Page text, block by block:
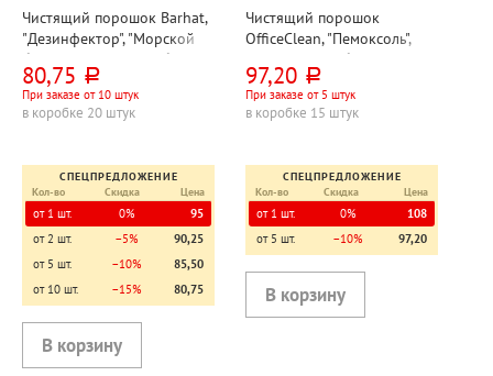
Чистящий порошок Barhat,
"Дезинфектор", "Морской
бриз", 500г, пластик. банка,
крышка с отверстиями,
хлор, с отбеливающим
эффектом
80,75 руб.
При заказе от 10 штук
в коробке 20 штук
СПЕЦПРЕДЛОЖЕНИЕ
Кол-во
Скидка Цена
от 1 шт. 0%
95
от 2 шт.
−5%
90,25
от 5 шт.
−10%
85,50
от 10 шт.
−15% 80,75
Чистящий порошок
OfficeClean, "Пемоксоль",
400г, пластик. банка, флип-
топ, хлор
97,20 руб.
При заказе от 5 штук
в коробке 15 штук
СПЕЦПРЕДЛОЖЕНИЕ
Кол-во
Скидка Цена
от 1 шт. 0%
108
от 5 шт.
−10% 97,20